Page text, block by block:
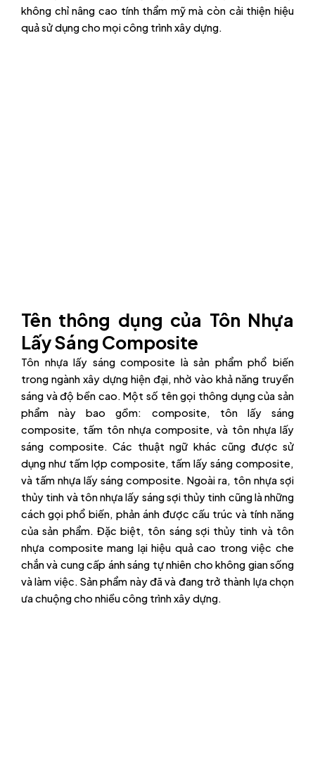
không chỉ nâng cao tính thẩm mỹ mà còn cải thiện hiệu
quả sử dụng cho mọi công trình xây dựng.
Tên thông dụng của Tôn Nhựa
Lấy Sáng Composite
Tôn nhựa lấy sáng composite là sản phẩm phổ biến
trong ngành xây dựng hiện đại, nhờ vào khả năng truyền
sáng và độ bền cao. Một số tên gọi thông dụng của sản
phẩm này bao gồm: composite, tôn lấy sáng
composite, tấm tôn nhựa composite, và tôn nhựa lấy
sáng composite. Các thuật ngữ khác cũng được sử
dụng như tấm lợp composite, tấm lấy sáng composite,
và tấm nhựa lấy sáng composite. Ngoài ra, tôn nhựa sợi
thủy tinh và tôn nhựa lấy sáng sợi thủy tinh cũng là những
cách gọi phổ biến, phản ánh được cấu trúc và tính năng
của sản phẩm. Đặc biệt, tôn sáng sợi thủy tinh và tôn
nhựa composite mang lại hiệu quả cao trong việc che
chắn và cung cấp ánh sáng tự nhiên cho không gian sống
và làm việc. Sản phẩm này đã và đang trở thành lựa chọn
ưa chuộng cho nhiều công trình xây dựng.